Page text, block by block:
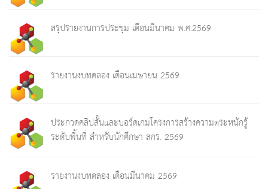
สรุปรายงานการประชุม เดือนมีนาคม พ.ศ.2569
รายงานงบทดลอง เดือนเมษายน 2569
ประกวดคลิปสั้นและบอร์ดเกมโครงการสร้างความตระหนักรู้
ระดับพื้นที่ สำหรับนักศึกษา สกร. 2569
รายงานงบทดลอง เดือนมีนาคม 2569